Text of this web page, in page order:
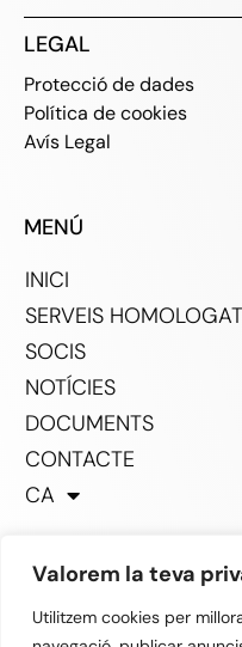
Valorem la teva
Utilitzem cookies per
LEGAL
Protecció de dades
Política de cookies
Avís Legal
MENÚ
INICI
SERVEIS
SOCIS
NOTÍCIES
DOCUMENTS
CONTACTE
CA
SOCIAL